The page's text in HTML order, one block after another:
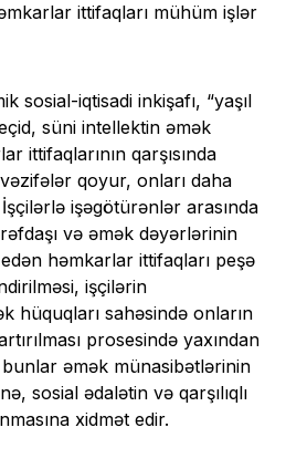
ittifaqları mühüm işlər
sosial-iqtisadi inkişafı, “yaşıl
süni intellektin əmək
ittifaqlarının qarşısında
qoyur, onları daha
işəgötürənlər arasında
və əmək dəyərlərinin
həmkarlar ittifaqları peşə
işçilərin
hüquqları sahəsində onların
prosesində yaxından
əmək münasibətlərinin
sosial ədalətin və qarşılıqlı
xidmət edir.